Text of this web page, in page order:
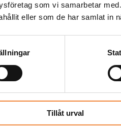
som vi samarbetar
eller som de har samlat in
Tillåt urval